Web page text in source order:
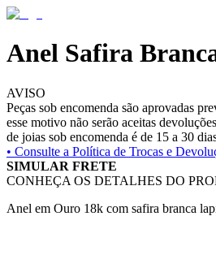
Anel Safira
AVISO
Peças sob encomenda são aprovadas
esse motivo não serão aceitas
de joias sob encomenda é de 15 a 30
• Consulte a Política de Trocas e
SIMULAR FRETE
CONHEÇA OS DETALHES DO
Anel em Ouro 18k com safira branca